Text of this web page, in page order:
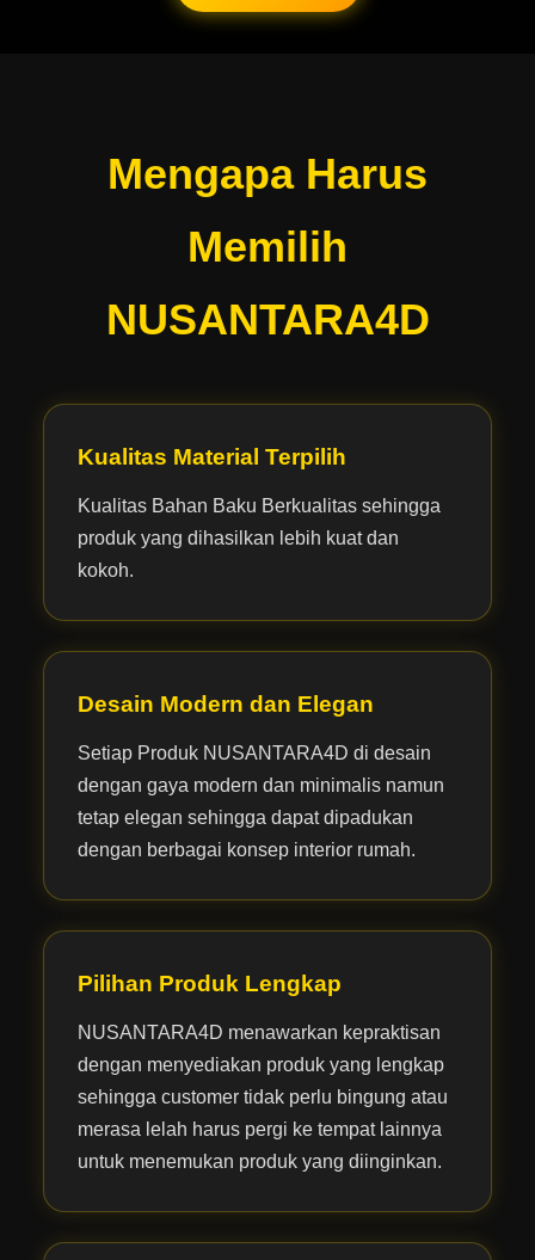
Mengapa Harus
Memilih
NUSANTARA4D
Kualitas Material Terpilih
Kualitas Bahan Baku Berkualitas sehingga
produk yang dihasilkan lebih kuat dan
kokoh.
Desain Modern dan Elegan
Setiap Produk NUSANTARA4D di desain
dengan gaya modern dan minimalis namun
tetap elegan sehingga dapat dipadukan
dengan berbagai konsep interior rumah.
Pilihan Produk Lengkap
NUSANTARA4D menawarkan kepraktisan
dengan menyediakan produk yang lengkap
sehingga customer tidak perlu bingung atau
merasa lelah harus pergi ke tempat lainnya
untuk menemukan produk yang diinginkan.